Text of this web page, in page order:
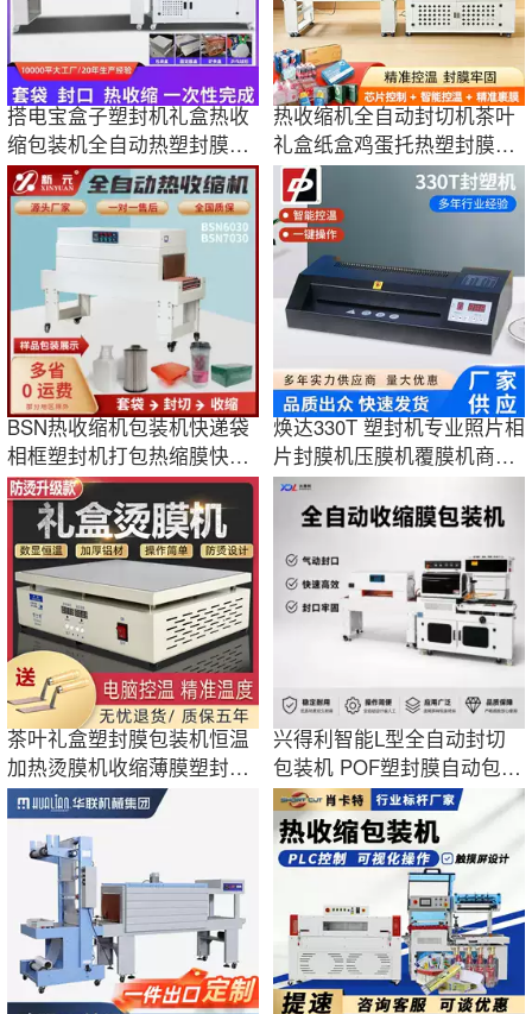
搭电宝盒子塑封机礼盒热收
缩包装机全自动热塑封膜机
相框封切机
热收缩机全自动封切机茶叶
礼盒纸盒鸡蛋托热塑封膜套
膜覆膜机包装
BSN热收缩机包装机快递袋
相框塑封机打包热缩膜快递
专用密封自动
焕达330T 塑封机专业照片相
片封膜机压膜机覆膜机商用
封膜热塑机
茶叶礼盒塑封膜包装机恒温
加热烫膜机收缩薄膜塑封口
机烟膜机密封
兴得利智能L型全自动封切
包装机 POF塑封膜自动包装
封切机热缩炉